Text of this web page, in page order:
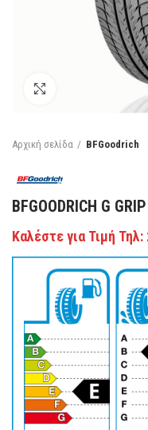
Κάντε κλικ για
Αρχική σελίδα BFGoodrich
BFGOODRICH G
Καλέστε για Τιμή